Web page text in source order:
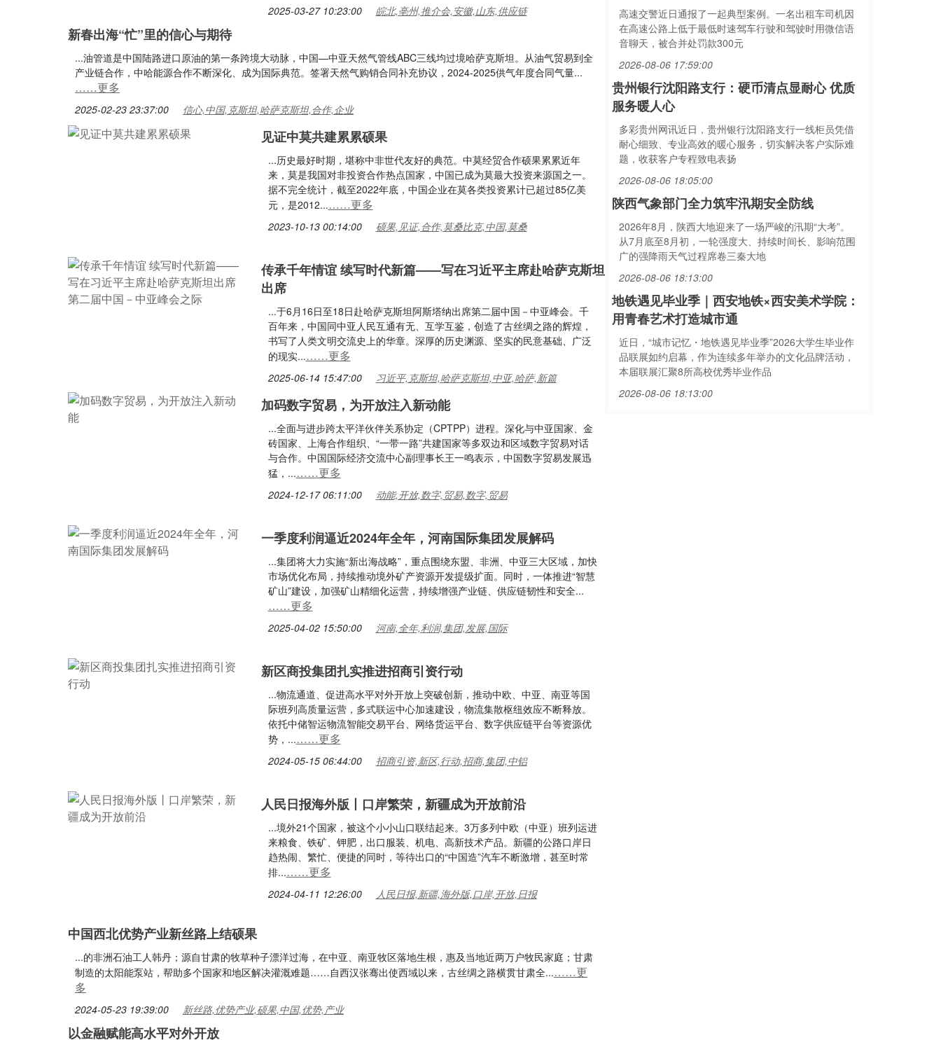
2025-03-27 10:23:00 皖北,亳州,推介会,安徽,山东,供应链
新春出海“忙”里的信心与期待
...油管道是中国陆路进口原油的第一条跨境大动脉，中国—中亚天然气管线ABC三线均过境哈萨克斯坦。从油气贸易到全
产业链合作，中哈能源合作不断深化、成为国际典范。签署天然气购销合同补充协议，2024-2025供气年度合同气量...
……更多
2025-02-23 23:37:00 信心,中国,克斯坦,哈萨克斯坦,合作,企业
见证中莫共建累累硕果
...历史最好时期，堪称中非世代友好的典范。中莫经贸合作硕果累累近年
来，莫是我国对非投资合作热点国家，中国已成为莫最大投资来源国之一。
据不完全统计，截至2022年底，中国企业在莫各类投资累计已超过85亿美
元，是2012...……更多
2023-10-13 00:14:00 硕果,见证,合作,莫桑比克,中国,莫桑
传承千年情谊 续写时代新篇——写在习近平主席赴哈萨克斯坦
出席
...于6月16日至18日赴哈萨克斯坦阿斯塔纳出席第二届中国－中亚峰会。千
百年来，中国同中亚人民互通有无、互学互鉴，创造了古丝绸之路的辉煌，
书写了人类文明交流史上的华章。深厚的历史渊源、坚实的民意基础、广泛
的现实...……更多
2025-06-14 15:47:00 习近平,克斯坦,哈萨克斯坦,中亚,哈萨,新篇
加码数字贸易，为开放注入新动能
...全面与进步跨太平洋伙伴关系协定（CPTPP）进程。深化与中亚国家、金
砖国家、上海合作组织、“一带一路”共建国家等多双边和区域数字贸易对话
与合作。中国国际经济交流中心副理事长王一鸣表示，中国数字贸易发展迅
猛，...……更多
2024-12-17 06:11:00 动能,开放,数字,贸易,数字,贸易
一季度利润逼近2024年全年，河南国际集团发展解码
...集团将大力实施“新出海战略”，重点围绕东盟、非洲、中亚三大区域，加快
市场优化布局，持续推动境外矿产资源开发提级扩面。同时，一体推进“智慧
矿山”建设，加强矿山精细化运营，持续增强产业链、供应链韧性和安全...
……更多
2025-04-02 15:50:00 河南,全年,利润,集团,发展,国际
新区商投集团扎实推进招商引资行动
...物流通道、促进高水平对外开放上突破创新，推动中欧、中亚、南亚等国
际班列高质量运营，多式联运中心加速建设，物流集散枢纽效应不断释放。
依托中储智运物流智能交易平台、网络货运平台、数字供应链平台等资源优
势，...……更多
2024-05-15 06:44:00 招商引资,新区,行动,招商,集团,中铝
人民日报海外版丨口岸繁荣，新疆成为开放前沿
...境外21个国家，被这个小小山口联结起来。3万多列中欧（中亚）班列运进
来粮食、铁矿、钾肥，出口服装、机电、高新技术产品。新疆的公路口岸日
趋热闹、繁忙、便捷的同时，等待出口的“中国造”汽车不断激增，甚至时常
排...……更多
2024-04-11 12:26:00 人民日报,新疆,海外版,口岸,开放,日报
中国西北优势产业新丝路上结硕果
...的非洲石油工人韩丹；源自甘肃的牧草种子漂洋过海，在中亚、南亚牧区落地生根，惠及当地近两万户牧民家庭；甘肃
制造的太阳能泵站，帮助多个国家和地区解决灌溉难题……自西汉张骞出使西域以来，古丝绸之路横贯甘肃全...……更
多
2024-05-23 19:39:00 新丝路,优势产业,硕果,中国,优势,产业
以金融赋能高水平对外开放
高速交警近日通报了一起典型案例。一名出租车司机因
在高速公路上低于最低时速驾车行驶和驾驶时用微信语
音聊天，被合并处罚款300元
2026-08-06 17:59:00
贵州银行沈阳路支行：硬币清点显耐心 优质
服务暖人心
多彩贵州网讯近日，贵州银行沈阳路支行一线柜员凭借
耐心细致、专业高效的暖心服务，切实解决客户实际难
题，收获客户专程致电表扬
2026-08-06 18:05:00
陕西气象部门全力筑牢汛期安全防线
2026年8月，陕西大地迎来了一场严峻的汛期“大考”。
从7月底至8月初，一轮强度大、持续时间长、影响范围
广的强降雨天气过程席卷三秦大地
2026-08-06 18:13:00
地铁遇见毕业季｜西安地铁×西安美术学院：
用青春艺术打造城市通
近日，“城市记忆・地铁遇见毕业季”2026大学生毕业作
品联展如约启幕，作为连续多年举办的文化品牌活动，
本届联展汇聚8所高校优秀毕业作品
2026-08-06 18:13:00